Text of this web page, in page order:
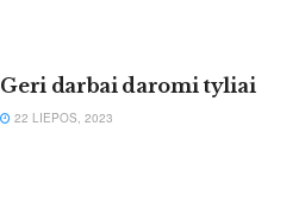
Geri darbai daromi tyliai
22 LIEPOS, 2023